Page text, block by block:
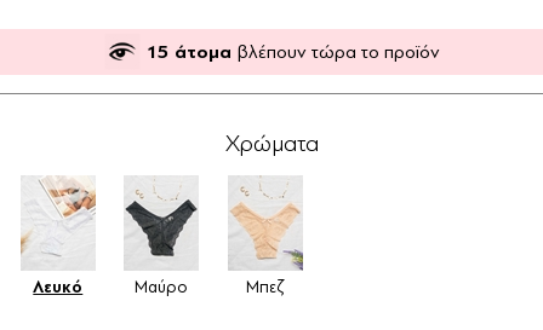
15 άτομα βλέπουν τώρα το προϊόν
Χρώματα
Λευκό Μαύρο Μπεζ